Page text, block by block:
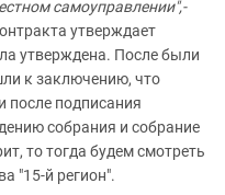
самоуправлении",-
утверждает
утверждена. После были
к заключению, что
после подписания
собрания и собрание
то тогда будем смотреть
"15-й регион".